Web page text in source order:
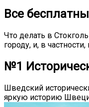
Все
Что делать в
городу, и, в
№1
Шведский
яркую историю